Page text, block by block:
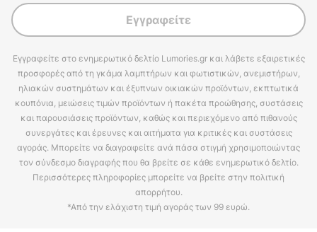
Εγγραφείτε
Εγγραφείτε στο ενημερωτικό δελτίο Lumories.gr και λάβετε εξαιρετικές
προσφορές από τη γκάμα λαμπτήρων και φωτιστικών, ανεμιστήρων,
ηλιακών συστημάτων και έξυπνων οικιακών προϊόντων, εκπτωτικά
κουπόνια, μειώσεις τιμών προϊόντων ή πακέτα προώθησης, συστάσεις
και παρουσιάσεις προϊόντων, καθώς και περιεχόμενο από πιθανούς
συνεργάτες και έρευνες και αιτήματα για κριτικές και συστάσεις
αγοράς. Μπορείτε να διαγραφείτε ανά πάσα στιγμή χρησιμοποιώντας
τον σύνδεσμο διαγραφής που θα βρείτε σε κάθε ενημερωτικό δελτίο.
Περισσότερες πληροφορίες μπορείτε να βρείτε στην πολιτική
απορρήτου.
*Από την ελάχιστη τιμή αγοράς των 99 ευρώ.